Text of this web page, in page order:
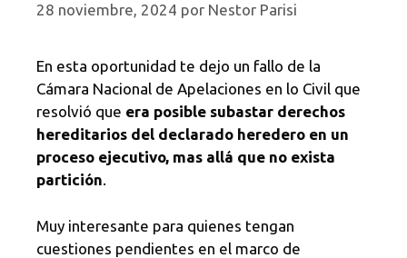
28 noviembre, 2024 por Nestor Parisi
En esta oportunidad te dejo un fallo de la
Cámara Nacional de Apelaciones en lo Civil que
resolvió que era posible subastar derechos
hereditarios del declarado heredero en un
proceso ejecutivo, mas allá que no exista
partición.
Muy interesante para quienes tengan
cuestiones pendientes en el marco de